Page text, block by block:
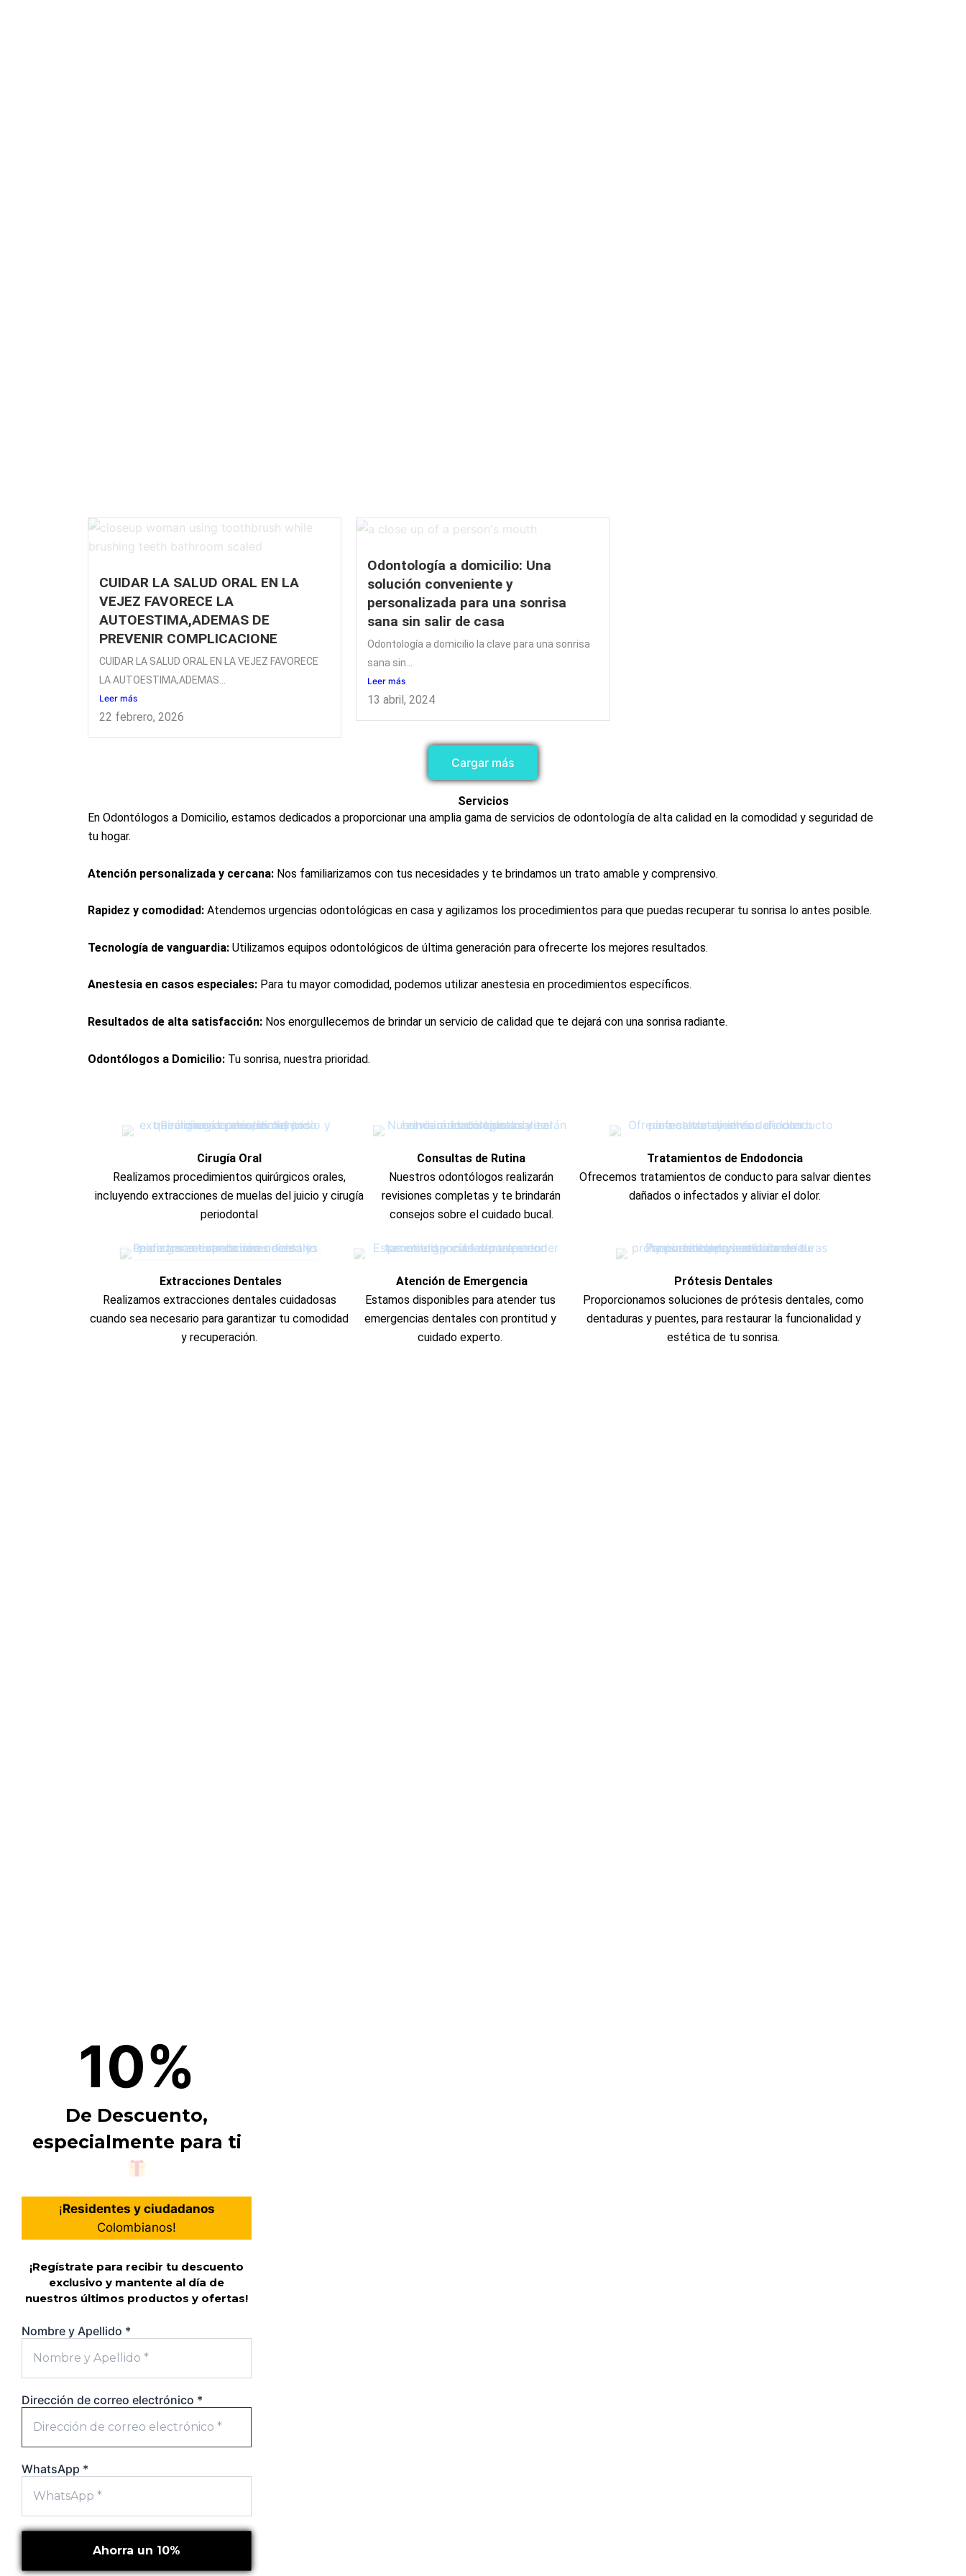
CUIDAR LA SALUD ORAL EN LA
VEJEZ FAVORECE LA
AUTOESTIMA,ADEMAS DE
PREVENIR COMPLICACIONE
CUIDAR LA SALUD ORAL EN LA VEJEZ FAVORECE
LA AUTOESTIMA,ADEMAS...
Leer más
22 febrero, 2026
Odontología a domicilio: Una
solución conveniente y
personalizada para una sonrisa
sana sin salir de casa
Odontología a domicilio la clave para una sonrisa
sana sin...
Leer más
13 abril, 2024
Cargar más
Servicios​
En Odontólogos a Domicilio, estamos dedicados a proporcionar una amplia gama de servicios de odontología de alta calidad en la comodidad y seguridad de
tu hogar.
Atención personalizada y cercana: Nos familiarizamos con tus necesidades y te brindamos un trato amable y comprensivo.
Rapidez y comodidad: Atendemos urgencias odontológicas en casa y agilizamos los procedimientos para que puedas recuperar tu sonrisa lo antes posible.
Tecnología de vanguardia: Utilizamos equipos odontológicos de última generación para ofrecerte los mejores resultados.
Anestesia en casos especiales: Para tu mayor comodidad, podemos utilizar anestesia en procedimientos específicos.
Resultados de alta satisfacción: Nos enorgullecemos de brindar un servicio de calidad que te dejará con una sonrisa radiante.
Odontólogos a Domicilio: Tu sonrisa, nuestra prioridad.
Cirugía Oral
Realizamos procedimientos quirúrgicos orales,
incluyendo extracciones de muelas del juicio y cirugía
periodontal
Consultas de Rutina
Nuestros odontólogos realizarán
revisiones completas y te brindarán
consejos sobre el cuidado bucal.
Tratamientos de Endodoncia
Ofrecemos tratamientos de conducto para salvar dientes
dañados o infectados y aliviar el dolor.
Extracciones Dentales
Realizamos extracciones dentales cuidadosas
cuando sea necesario para garantizar tu comodidad
y recuperación.
Atención de Emergencia
Estamos disponibles para atender tus
emergencias dentales con prontitud y
cuidado experto.
Prótesis Dentales
Proporcionamos soluciones de prótesis dentales, como
dentaduras y puentes, para restaurar la funcionalidad y
estética de tu sonrisa.
10%
De Descuento,
especialmente para ti
¡Residentes y ciudadanos
Colombianos!
¡Regístrate para recibir tu descuento
exclusivo y mantente al día de
nuestros últimos productos y ofertas!
Nombre y Apellido *
Dirección de correo electrónico *
WhatsApp *